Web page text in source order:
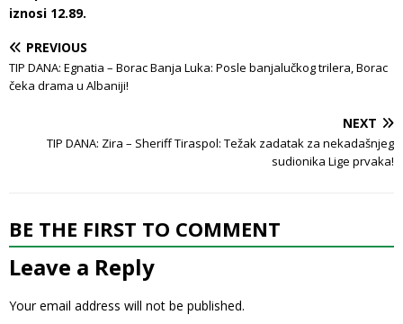
iznosi 12.89.
PREVIOUS
TIP DANA: Egnatia – Borac Banja Luka: Posle banjalučkog trilera, Borac
čeka drama u Albaniji!
NEXT
TIP DANA: Zira – Sheriff Tiraspol: Težak zadatak za nekadašnjeg
sudionika Lige prvaka!
BE THE FIRST TO COMMENT
Leave a Reply
Your email address will not be published.